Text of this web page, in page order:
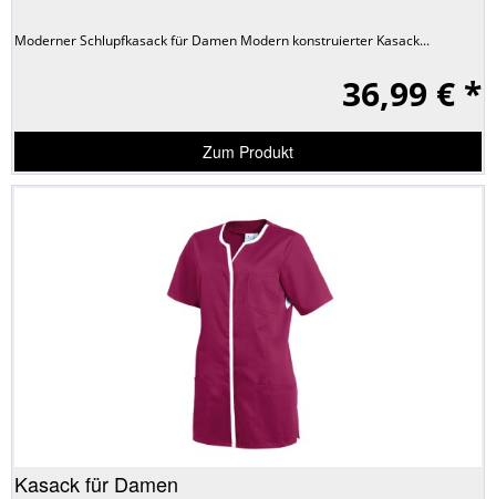
Moderner Schlupfkasack für Damen Modern konstruierter Kasack...
36,99 € *
Zum Produkt
Kasack für Damen